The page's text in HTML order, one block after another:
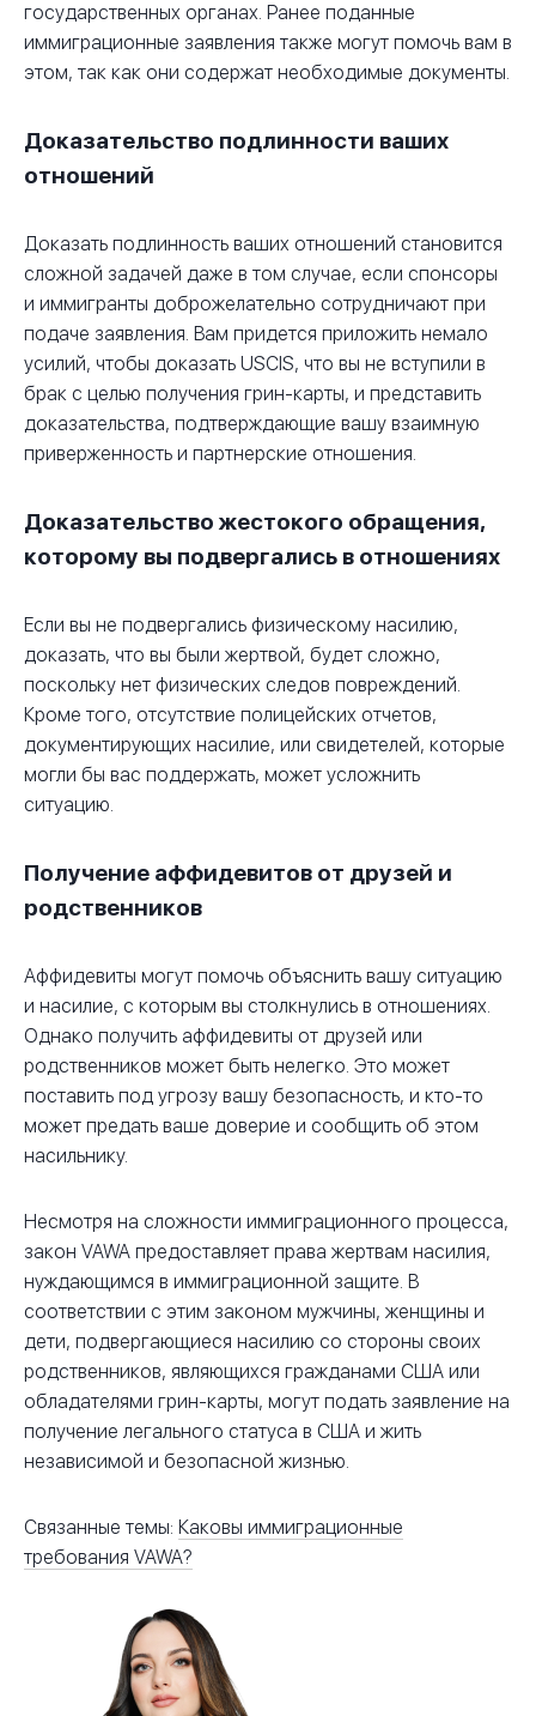
государственных органах. Ранее поданные
иммиграционные заявления также могут помочь вам в
этом, так как они содержат необходимые документы.
Доказательство подлинности ваших
отношений
Доказать подлинность ваших отношений становится
сложной задачей даже в том случае, если спонсоры
и иммигранты доброжелательно сотрудничают при
подаче заявления. Вам придется приложить немало
усилий, чтобы доказать USCIS, что вы не вступили в
брак с целью получения грин-карты, и представить
доказательства, подтверждающие вашу взаимную
приверженность и партнерские отношения.
Доказательство жестокого обращения,
которому вы подвергались в отношениях
Если вы не подвергались физическому насилию,
доказать, что вы были жертвой, будет сложно,
поскольку нет физических следов повреждений.
Кроме того, отсутствие полицейских отчетов,
документирующих насилие, или свидетелей, которые
могли бы вас поддержать, может усложнить
ситуацию.
Получение аффидевитов от друзей и
родственников
Аффидевиты могут помочь объяснить вашу ситуацию
и насилие, с которым вы столкнулись в отношениях.
Однако получить аффидевиты от друзей или
родственников может быть нелегко. Это может
поставить под угрозу вашу безопасность, и кто-то
может предать ваше доверие и сообщить об этом
насильнику.
Несмотря на сложности иммиграционного процесса,
закон VAWA предоставляет права жертвам насилия,
нуждающимся в иммиграционной защите. В
соответствии с этим законом мужчины, женщины и
дети, подвергающиеся насилию со стороны своих
родственников, являющихся гражданами США или
обладателями грин-карты, могут подать заявление на
получение легального статуса в США и жить
независимой и безопасной жизнью.
Связанные темы: Каковы иммиграционные
требования VAWA?